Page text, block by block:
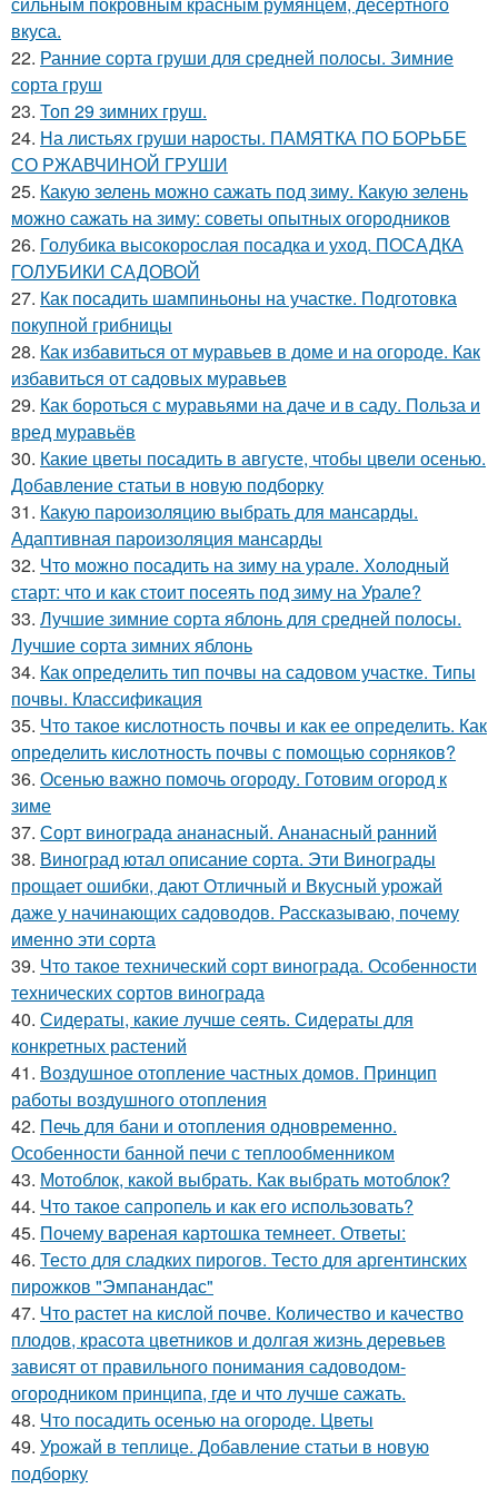
вкуса.
22. Ранние сорта груши для средней полосы. Зимние
сорта груш
23. Топ 29 зимних груш.
24. На листьях груши наросты. ПАМЯТКА ПО БОРЬБЕ
СО РЖАВЧИНОЙ ГРУШИ
25. Какую зелень можно сажать под зиму. Какую зелень
можно сажать на зиму: советы опытных огородников
26. Голубика высокорослая посадка и уход. ПОСАДКА
ГОЛУБИКИ САДОВОЙ
27. Как посадить шампиньоны на участке. Подготовка
покупной грибницы
28. Как избавиться от муравьев в доме и на огороде. Как
избавиться от садовых муравьев
29. Как бороться с муравьями на даче и в саду. Польза и
вред муравьёв
30. Какие цветы посадить в августе, чтобы цвели осенью.
Добавление статьи в новую подборку
31. Какую пароизоляцию выбрать для мансарды.
Адаптивная пароизоляция мансарды
32. Что можно посадить на зиму на урале. Холодный
старт: что и как стоит посеять под зиму на Урале?
33. Лучшие зимние сорта яблонь для средней полосы.
Лучшие сорта зимних яблонь
34. Как определить тип почвы на садовом участке. Типы
почвы. Классификация
35. Что такое кислотность почвы и как ее определить. Как
определить кислотность почвы с помощью сорняков?
36. Осенью важно помочь огороду. Готовим огород к
зиме
37. Сорт винограда ананасный. Ананасный ранний
38. Виноград ютал описание сорта. Эти Винограды
прощает ошибки, дают Отличный и Вкусный урожай
даже у начинающих садоводов. Рассказываю, почему
именно эти сорта
39. Что такое технический сорт винограда. Особенности
технических сортов винограда
40. Сидераты, какие лучше сеять. Сидераты для
конкретных растений
41. Воздушное отопление частных домов. Принцип
работы воздушного отопления
42. Печь для бани и отопления одновременно.
Особенности банной печи с теплообменником
43. Мотоблок, какой выбрать. Как выбрать мотоблок?
44. Что такое сапропель и как его использовать?
45. Почему вареная картошка темнеет. Ответы:
46. Тесто для сладких пирогов. Тесто для аргентинских
пирожков "Эмпанандас"
47. Что растет на кислой почве. Количество и качество
плодов, красота цветников и долгая жизнь деревьев
зависят от правильного понимания садоводом-
огородником принципа, где и что лучше сажать.
48. Что посадить осенью на огороде. Цветы
49. Урожай в теплице. Добавление статьи в новую
подборку